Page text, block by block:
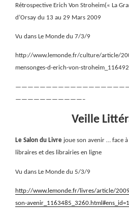
Rétrospective Erich Von Stroheim(« La
d’Orsay du 13 au 29 Mars 2009
Vu dans Le Monde du 7/3/9
http://www.lemonde.fr/culture/article/
mensonges-d-erich-von-
———————————–
Veille
Le Salon du Livre joue son avenir … face
libraires et des librairies en ligne
Vu dans Le Monde du 5/3/9
http://www.lemonde.fr/livres/article/
son-